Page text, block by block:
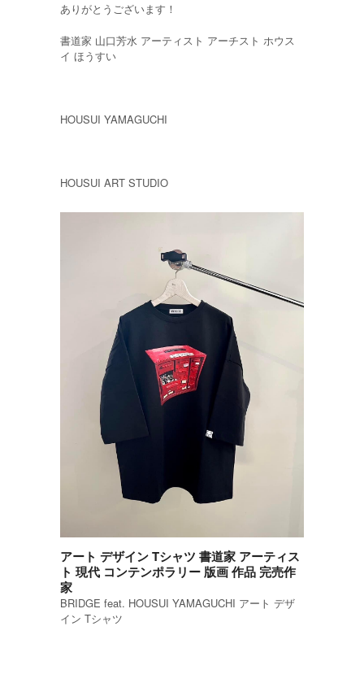
ありがとうございます！
書道家 山口芳水 アーティスト アーチスト ホウス
イ ほうすい
HOUSUI YAMAGUCHI
HOUSUI ART STUDIO
アート デザイン Tシャツ 書道家 アーティス
ト 現代 コンテンポラリー 版画 作品 完売作
家
BRIDGE feat. HOUSUI YAMAGUCHI アート デザ
イン Tシャツ